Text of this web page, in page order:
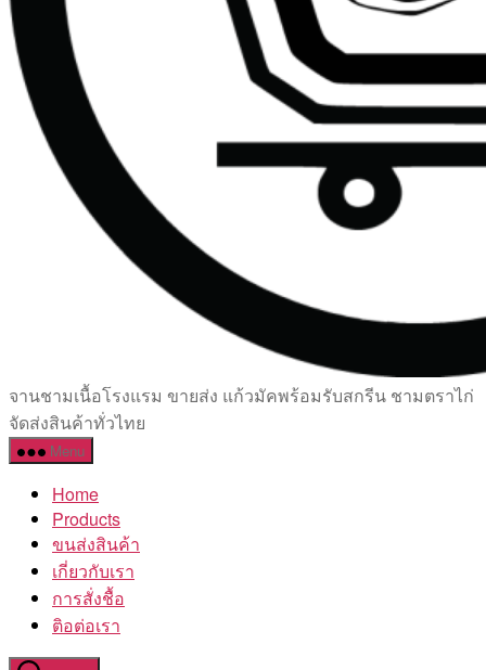
เซรามิค
ครบ
ครัน
โรงงาน
จานชามเนื้อโรงแรม ขายส่ง แก้วมัคพร้อมรับสกรีน ชามตราไก่
จัดส่งสินค้าทั่วไทย
Menu
Home
Products
ขนส่งสินค้า
เกี่ยวกับเรา
การสั่งชื้อ
ติอต่อเรา